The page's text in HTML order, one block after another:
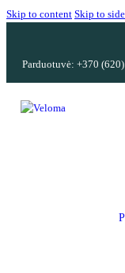
Skip to content Skip to
Parduotuvė: +370